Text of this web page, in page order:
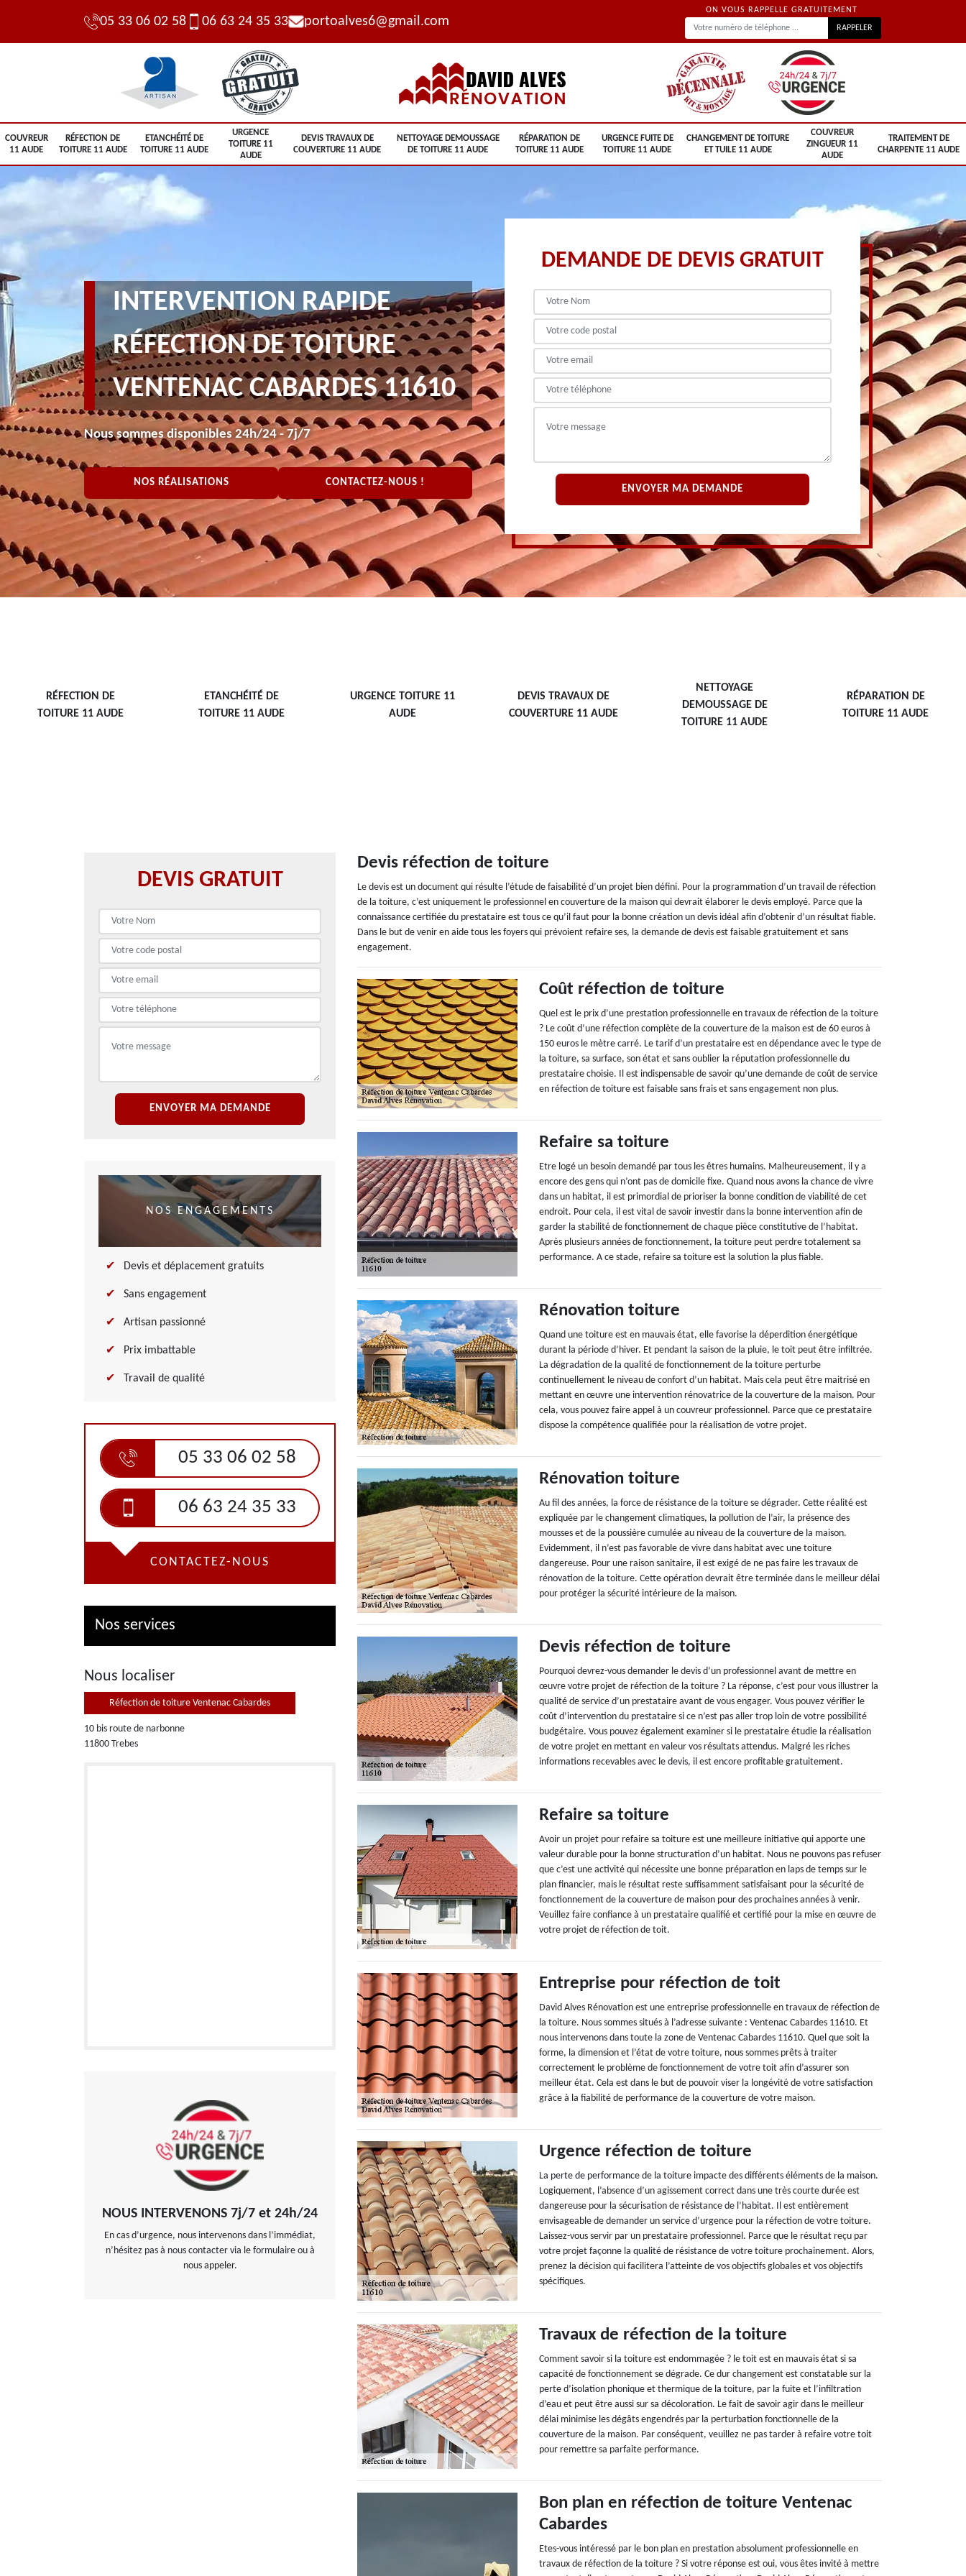
05 33 06 02 58 06 63 24 35 33 portoalves6@gmail.com
ON VOUS RAPPELLE GRATUITEMENT
COUVREUR
11 AUDE
RÉFECTION DE
TOITURE 11 AUDE
ETANCHÉITÉ DE
TOITURE 11 AUDE
URGENCE
TOITURE 11
AUDE
DEVIS TRAVAUX DE
COUVERTURE 11 AUDE
NETTOYAGE DEMOUSSAGE
DE TOITURE 11 AUDE
RÉPARATION DE
TOITURE 11 AUDE
URGENCE FUITE DE
TOITURE 11 AUDE
CHANGEMENT DE TOITURE
ET TUILE 11 AUDE
COUVREUR
ZINGUEUR 11
AUDE
TRAITEMENT DE
CHARPENTE 11 AUDE
INTERVENTION RAPIDE
RÉFECTION DE TOITURE
VENTENAC CABARDES 11610
Nous sommes disponibles 24h/24 - 7j/7
NOS RÉALISATIONS CONTACTEZ-NOUS !
DEMANDE DE DEVIS GRATUIT
RÉFECTION DE
TOITURE 11 AUDE
ETANCHÉITÉ DE
TOITURE 11 AUDE
URGENCE TOITURE 11
AUDE
DEVIS TRAVAUX DE
COUVERTURE 11 AUDE
NETTOYAGE
DEMOUSSAGE DE
TOITURE 11 AUDE
RÉPARATION DE
TOITURE 11 AUDE
DEVIS GRATUIT
NOS ENGAGEMENTS
Devis et déplacement gratuits
Sans engagement
Artisan passionné
Prix imbattable
Travail de qualité
05 33 06 02 58
06 63 24 35 33
CONTACTEZ-NOUS
Nos services
Nous localiser
Réfection de toiture Ventenac Cabardes
10 bis route de narbonne
11800 Trebes
NOUS INTERVENONS 7j/7 et 24h/24
En cas d’urgence, nous intervenons dans l’immédiat,
n’hésitez pas à nous contacter via le formulaire ou à
nous appeler.
Devis réfection de toiture
Le devis est un document qui résulte l’étude de faisabilité d’un projet bien défini. Pour la programmation d’un travail de réfection
de la toiture, c’est uniquement le professionnel en couverture de la maison qui devrait élaborer le devis employé. Parce que la
connaissance certifiée du prestataire est tous ce qu’il faut pour la bonne création un devis idéal afin d’obtenir d’un résultat fiable.
Dans le but de venir en aide tous les foyers qui prévoient refaire ses, la demande de devis est faisable gratuitement et sans
engagement.
Coût réfection de toiture
Quel est le prix d’une prestation professionnelle en travaux de réfection de la toiture
? Le coût d’une réfection complète de la couverture de la maison est de 60 euros à
150 euros le mètre carré. Le tarif d’un prestataire est en dépendance avec le type de
la toiture, sa surface, son état et sans oublier la réputation professionnelle du
prestataire choisie. Il est indispensable de savoir qu’une demande de coût de service
en réfection de toiture est faisable sans frais et sans engagement non plus.
Refaire sa toiture
Etre logé un besoin demandé par tous les êtres humains. Malheureusement, il y a
encore des gens qui n’ont pas de domicile fixe. Quand nous avons la chance de vivre
dans un habitat, il est primordial de prioriser la bonne condition de viabilité de cet
endroit. Pour cela, il est vital de savoir investir dans la bonne intervention afin de
garder la stabilité de fonctionnement de chaque pièce constitutive de l’habitat.
Après plusieurs années de fonctionnement, la toiture peut perdre totalement sa
performance. A ce stade, refaire sa toiture est la solution la plus fiable.
Rénovation toiture
Quand une toiture est en mauvais état, elle favorise la déperdition énergétique
durant la période d’hiver. Et pendant la saison de la pluie, le toit peut être infiltrée.
La dégradation de la qualité de fonctionnement de la toiture perturbe
continuellement le niveau de confort d’un habitat. Mais cela peut être maitrisé en
mettant en œuvre une intervention rénovatrice de la couverture de la maison. Pour
cela, vous pouvez faire appel à un couvreur professionnel. Parce que ce prestataire
dispose la compétence qualifiée pour la réalisation de votre projet.
Rénovation toiture
Au fil des années, la force de résistance de la toiture se dégrader. Cette réalité est
expliquée par le changement climatiques, la pollution de l’air, la présence des
mousses et de la poussière cumulée au niveau de la couverture de la maison.
Evidemment, il n’est pas favorable de vivre dans habitat avec une toiture
dangereuse. Pour une raison sanitaire, il est exigé de ne pas faire les travaux de
rénovation de la toiture. Cette opération devrait être terminée dans le meilleur délai
pour protéger la sécurité intérieure de la maison.
Devis réfection de toiture
Pourquoi devrez-vous demander le devis d’un professionnel avant de mettre en
œuvre votre projet de réfection de la toiture ? La réponse, c’est pour vous illustrer la
qualité de service d’un prestataire avant de vous engager. Vous pouvez vérifier le
coût d’intervention du prestataire si ce n’est pas aller trop loin de votre possibilité
budgétaire. Vous pouvez également examiner si le prestataire étudie la réalisation
de votre projet en mettant en valeur vos résultats attendus. Malgré les riches
informations recevables avec le devis, il est encore profitable gratuitement.
Refaire sa toiture
Avoir un projet pour refaire sa toiture est une meilleure initiative qui apporte une
valeur durable pour la bonne structuration d’un habitat. Nous ne pouvons pas refuser
que c’est une activité qui nécessite une bonne préparation en laps de temps sur le
plan financier, mais le résultat reste suffisamment satisfaisant pour la sécurité de
fonctionnement de la couverture de maison pour des prochaines années à venir.
Veuillez faire confiance à un prestataire qualifié et certifié pour la mise en œuvre de
votre projet de réfection de toit.
Entreprise pour réfection de toit
David Alves Rénovation est une entreprise professionnelle en travaux de réfection de
la toiture. Nous sommes situés à l’adresse suivante : Ventenac Cabardes 11610. Et
nous intervenons dans toute la zone de Ventenac Cabardes 11610. Quel que soit la
forme, la dimension et l’état de votre toiture, nous sommes prêts à traiter
correctement le problème de fonctionnement de votre toit afin d’assurer son
meilleur état. Cela est dans le but de pouvoir viser la longévité de votre satisfaction
grâce à la fiabilité de performance de la couverture de votre maison.
Urgence réfection de toiture
La perte de performance de la toiture impacte des différents éléments de la maison.
Logiquement, l’absence d’un agissement correct dans une très courte durée est
dangereuse pour la sécurisation de résistance de l’habitat. Il est entièrement
envisageable de demander un service d’urgence pour la réfection de votre toiture.
Laissez-vous servir par un prestataire professionnel. Parce que le résultat reçu par
votre projet façonne la qualité de résistance de votre toiture prochainement. Alors,
prenez la décision qui facilitera l’atteinte de vos objectifs globales et vos objectifs
spécifiques.
Travaux de réfection de la toiture
Comment savoir si la toiture est endommagée ? le toit est en mauvais état si sa
capacité de fonctionnement se dégrade. Ce dur changement est constatable sur la
perte d’isolation phonique et thermique de la toiture, par la fuite et l’infiltration
d’eau et peut être aussi sur sa décoloration. Le fait de savoir agir dans le meilleur
délai minimise les dégâts engendrés par la perturbation fonctionnelle de la
couverture de la maison. Par conséquent, veuillez ne pas tarder à refaire votre toit
pour remettre sa parfaite performance.
Bon plan en réfection de toiture Ventenac
Cabardes
Etes-vous intéressé par le bon plan en prestation absolument professionnelle en
travaux de réfection de la toiture ? Si votre réponse est oui, vous êtes invité à mettre